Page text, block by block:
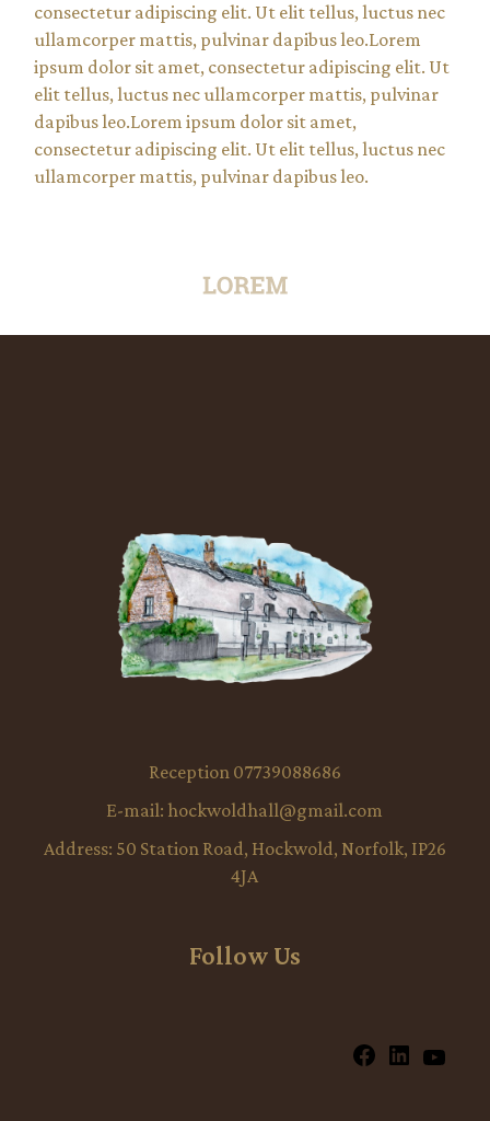
consectetur adipiscing elit. Ut elit tellus, luctus nec
ullamcorper mattis, pulvinar dapibus leo.Lorem
ipsum dolor sit amet, consectetur adipiscing elit. Ut
elit tellus, luctus nec ullamcorper mattis, pulvinar
dapibus leo.Lorem ipsum dolor sit amet,
consectetur adipiscing elit. Ut elit tellus, luctus nec
ullamcorper mattis, pulvinar dapibus leo.
Reception 07739088686
E-mail: hockwoldhall@gmail.com
Address: 50 Station Road, Hockwold, Norfolk, IP26
4JA
Follow Us